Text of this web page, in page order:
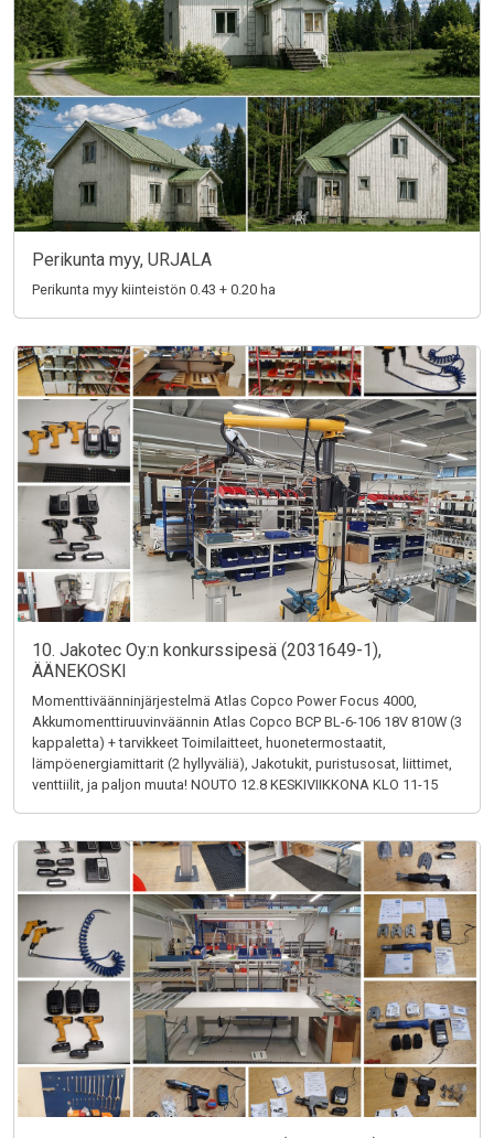
Perikunta myy, URJALA
Perikunta myy kiinteistön 0.43 + 0.20 ha
10. Jakotec Oy:n konkurssipesä (2031649-1),
ÄÄNEKOSKI
Momenttiväänninjärjestelmä Atlas Copco Power Focus 4000,
Akkumomenttiruuvinväännin Atlas Copco BCP BL-6-106 18V 810W (3
kappaletta) + tarvikkeet Toimilaitteet, huonetermostaatit,
lämpöenergiamittarit (2 hyllyväliä), Jakotukit, puristusosat, liittimet,
venttiilit, ja paljon muuta! NOUTO 12.8 KESKIVIIKKONA KLO 11-15